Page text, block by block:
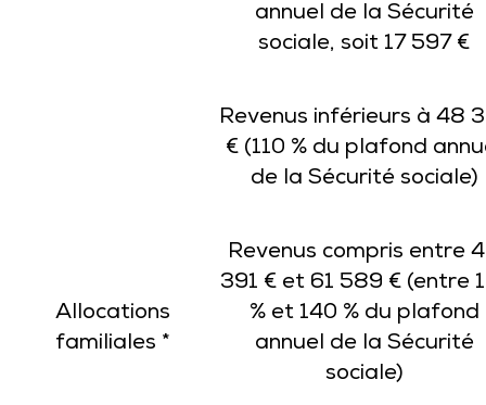
annuel de la Sécurité
sociale, soit 17 597 €
Allocations
familiales *
Revenus inférieurs à 48
€ (110 % du plafond
de la Sécurité sociale)
Revenus compris entre
391 € et 61 589 € (entre
% et 140 % du plafond
annuel de la Sécurité
sociale)